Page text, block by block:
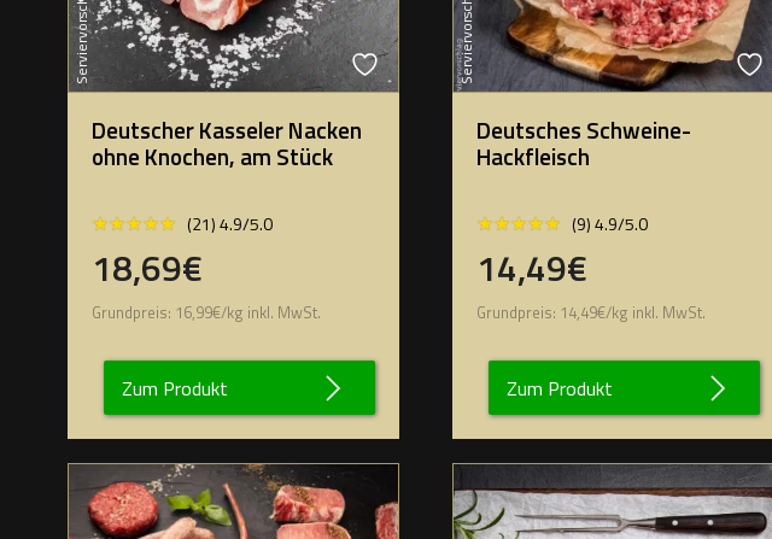
Serviervorschlag
Deutscher Kasseler Nacken
ohne Knochen, am Stück
★★★★★
★★★★★ (21) 4.9/5.0
18,69€
Grundpreis: 16,99€/kg inkl. MwSt.
Zum Produkt
Serviervorschlag
Deutsches Schweine-
Hackfleisch
★★★★★
★★★★★ (9) 4.9/5.0
14,49€
Grundpreis: 14,49€/kg inkl. MwSt.
Zum Produkt